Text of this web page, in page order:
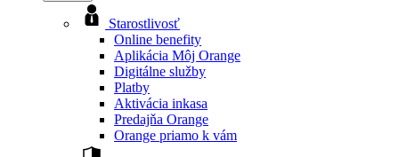
Starostlivosť
Online benefity
Aplikácia Môj Orange
Digitálne služby
Platby
Aktivácia inkasa
Predajňa Orange
Orange priamo k vám